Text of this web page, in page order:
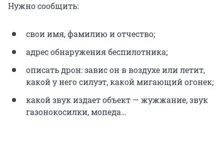
Нужно сообщить:
свои имя, фамилию и отчество;
адрес обнаружения беспилотника;
описать дрон: завис он в воздухе или летит,
какой у него силуэт, какой мигающий огонек;
какой звук издает объект — жужжание, звук
газонокосилки, мопеда…